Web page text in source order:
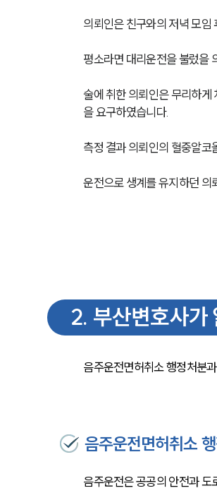
의뢰인은 친구와의 저녁 모임
평소라면 대리운전을 불렀을
술에 취한 의뢰인은 무리하게
을 요구하였습니다.
측정 결과 의뢰인의 혈중알코
운전으로 생계를 유지하던 의
2. 부산변호사가
음주운전면허취소 행정처분
음주운전면허취소
음주운전은 공공의 안전과 도